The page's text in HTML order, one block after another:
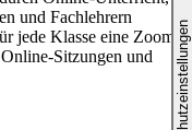
und Fachlehrern
jede Klasse eine Zoom-
Sitzungen und